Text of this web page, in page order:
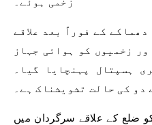
کے فوراً بعد علاقے
زخمیوں کو ہوائی جہاز
ہسپتال پہنچایا گیا۔
دو کی حالت تشویشناک ہے۔
15 دسمبر کو ضلع کے علاقے سرگردان میں